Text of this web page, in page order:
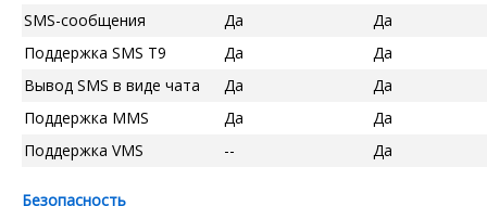
SMS-сообщения
Да
Да
Поддержка SMS T9
Да
Да
Вывод SMS в виде чата
Да
Да
Поддержка MMS
Да
Да
Поддержка VMS
-- Да
Безопасность